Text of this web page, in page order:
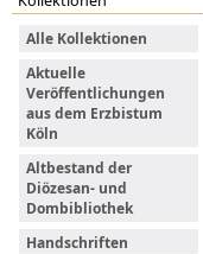
Alle Kollektionen
Aktuelle
Veröffentlichungen
aus dem Erzbistum
Köln
Altbestand der
Diözesan- und
Dombibliothek
Handschriften